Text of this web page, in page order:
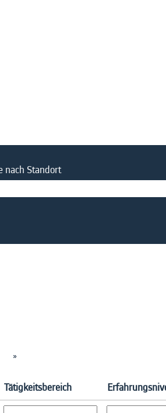
nach Standort
»
Tätigkeitsbereich